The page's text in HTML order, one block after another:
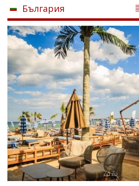
България